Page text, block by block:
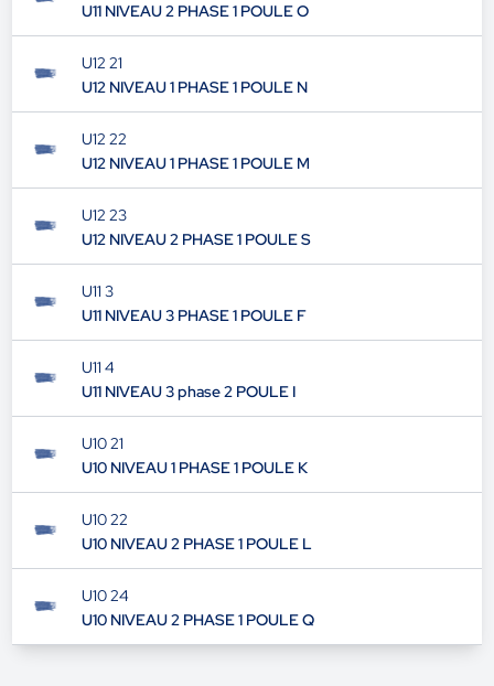
U11 NIVEAU 2 PHASE 1 POULE O
U12 21
U12 NIVEAU 1 PHASE 1 POULE N
U12 22
U12 NIVEAU 1 PHASE 1 POULE M
U12 23
U12 NIVEAU 2 PHASE 1 POULE S
U11 3
U11 NIVEAU 3 PHASE 1 POULE F
U11 4
U11 NIVEAU 3 phase 2 POULE I
U10 21
U10 NIVEAU 1 PHASE 1 POULE K
U10 22
U10 NIVEAU 2 PHASE 1 POULE L
U10 24
U10 NIVEAU 2 PHASE 1 POULE Q